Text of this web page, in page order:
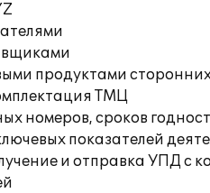
продуктами
ТМЦ
номеров, сроков
показателей
и отправка УПД с